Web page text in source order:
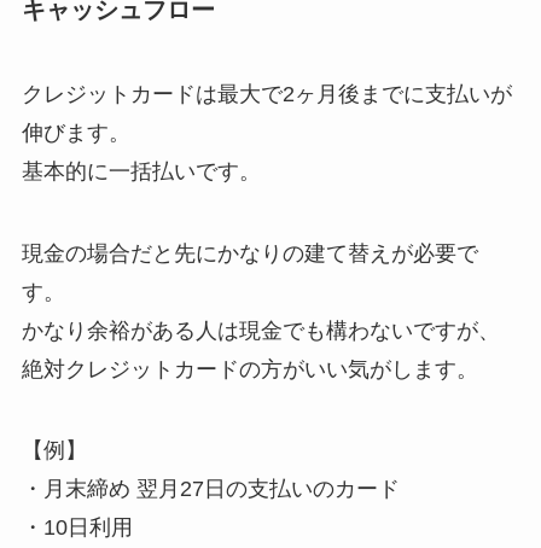
キャッシュフロー
クレジットカードは最大で2ヶ月後までに支払いが
伸びます。
基本的に一括払いです。
現金の場合だと先にかなりの建て替えが必要で
す。
かなり余裕がある人は現金でも構わないですが、
絶対クレジットカードの方がいい気がします。
【例】
・月末締め 翌月27日の支払いのカード
・10日利用